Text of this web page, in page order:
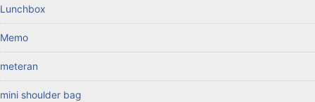
Lunchbox
Memo
meteran
mini shoulder bag